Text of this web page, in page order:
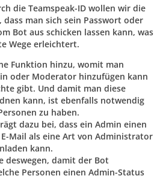
die Teamspeak-ID wollen wir die
man sich sein Passwort oder
Bot aus schicken lassen kann, was
Wege erleichtert.
Funktion hinzu, womit man
oder Moderator hinzufügen kann
gibt. Und damit man diese
kann, ist ebenfalls notwendig
zu haben.
dazu bei, dass ein Admin einen
Mail als eine Art von Administrator
kann.
deswegen, damit der Bot
Personen einen Admin-Status